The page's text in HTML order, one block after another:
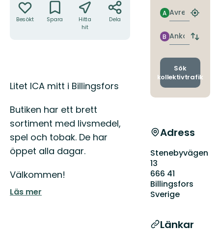
Besökt Spara
Hitta
hit
Dela
Beskrivning
Litet ICA mitt i Billingsfors
Butiken har ett brett
sortiment med livsmedel,
spel och tobak. De har
öppet alla dagar.
Välkommen!
Läs mer
Avresa
A
Hitta
Ankomst
B
Byt
och
Sök
kollektivtrafik
Adress
Stenebyvägen
13
666 41
Billingsfors
Sverige
Länkar